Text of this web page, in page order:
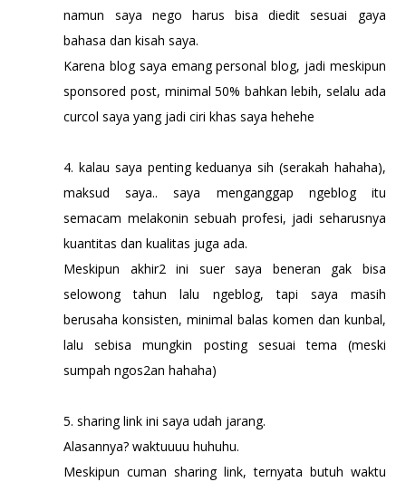
namun saya nego harus bisa diedit sesuai gaya
bahasa dan kisah saya.
Karena blog saya emang personal blog, jadi meskipun
sponsored post, minimal 50% bahkan lebih, selalu ada
curcol saya yang jadi ciri khas saya hehehe
4. kalau saya penting keduanya sih (serakah hahaha),
maksud saya.. saya menganggap ngeblog itu
semacam melakonin sebuah profesi, jadi seharusnya
kuantitas dan kualitas juga ada.
Meskipun akhir2 ini suer saya beneran gak bisa
selowong tahun lalu ngeblog, tapi saya masih
berusaha konsisten, minimal balas komen dan kunbal,
lalu sebisa mungkin posting sesuai tema (meski
sumpah ngos2an hahaha)
5. sharing link ini saya udah jarang.
Alasannya? waktuuuu huhuhu.
Meskipun cuman sharing link, ternyata butuh waktu